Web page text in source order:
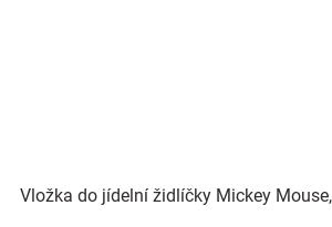
Vložka do jídelní židlíčky Mickey